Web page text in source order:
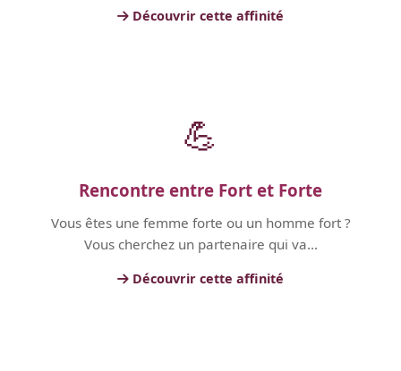
Découvrir cette affinité
💪
Rencontre entre Fort et Forte
Vous êtes une femme forte ou un homme fort ?
Vous cherchez un partenaire qui va...
Découvrir cette affinité